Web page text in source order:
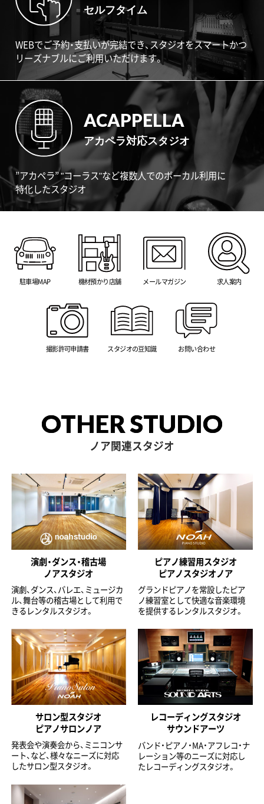
セルフタイム
WEBでご予約・支払いが完結でき、スタジオをスマートかつ
リーズナブルにご利用いただけます。
ACAPPELLA
アカペラ対応スタジオ
”アカペラ” "コーラス"など複数人でのボーカル利用に
特化したスタジオ
駐車場MAP 機材預かり店舗 メールマガジン 求人案内
撮影許可申請書 スタジオの豆知識 お問い合わせ
OTHER STUDIO
ノア関連スタジオ
演劇・ダンス・稽古場
ノアスタジオ
演劇、ダンス、バレエ、ミュージカ
ル、舞台等の稽古場として利用で
きるレンタルスタジオ。
ピアノ練習用スタジオ
ピアノスタジオノア
グランドピアノを常設したピア
ノ練習室として快適な音楽環境
を提供するレンタルスタジオ。
サロン型スタジオ
ピアノサロンノア
発表会や演奏会から、ミニコンサ
ート、など、様々なニーズに対応
したサロン型スタジオ。
レコーディングスタジオ
サウンドアーツ
バンド・ピアノ・MA・アフレコ・ナ
レーション等のニーズに対応し
たレコーディングスタジオ。